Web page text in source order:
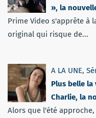
», la
Prime Video s'apprête à
original qui risque de...
A LA UNE,
Plus belle
Charlie, la
Alors que l'été